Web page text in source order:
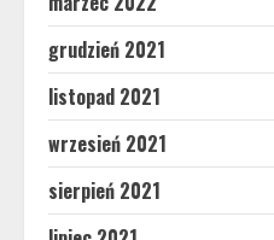
grudzień 2021
listopad 2021
wrzesień 2021
sierpień 2021